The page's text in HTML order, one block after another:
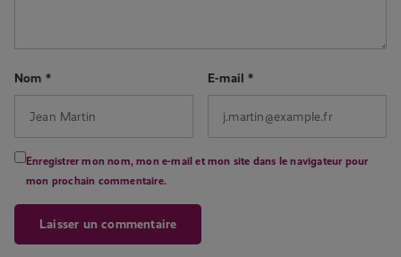
Nom * E-mail*
Enregistrer mon nom, mon e-mail et mon site dans le navigateur pour
mon prochain commentaire.